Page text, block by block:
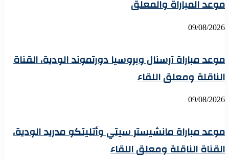
موعد المباراة والمعلق
09/08/2026
موعد مباراة آرسنال وبروسيا دورتموند الودية، القناة
الناقلة ومعلق اللقاء
09/08/2026
موعد مباراة مانشيستر سيتي وأتليتكو مدريد الودية،
القناة الناقلة ومعلق اللقاء